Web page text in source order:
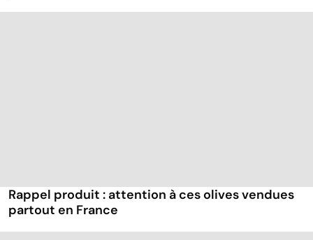
Rappel produit : attention à ces olives vendues
partout en France